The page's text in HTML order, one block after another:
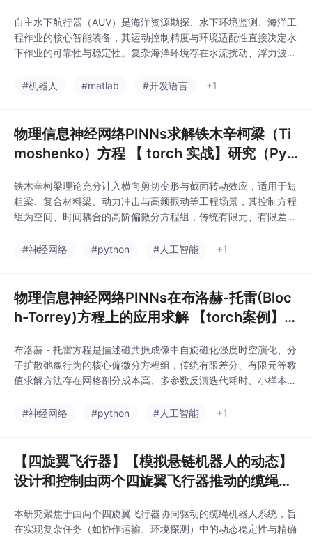
自主水下航行器（AUV）是海洋资源勘探、水下环境监测、海洋工
程作业的核心智能装备，其运动控制精度与环境适配性直接决定水
下作业的可靠性与稳定性。复杂海洋环境存在水流扰动、浮力波
制器难以适配动态工况，存在参数整定繁琐、抗干扰能力弱、轨迹
#机器人 #matlab #开发语言 +1
物理信息神经网络PINNs求解铁木辛柯梁（Ti
moshenko）方程 【 torch 实战】研究（Pyt
铁木辛柯梁理论充分计入横向剪切变形与截面转动效应，适用于短
粗梁、复合材料梁、动力冲击与高频振动等工程场景，其控制方程
组为空间、时间耦合的高阶偏微分方程组，传统有限元、有限差分
度高、全域连续场重构成本大等固有缺陷。物理信息神经网络（PI
#神经网络 #python #人工智能 +1
物理信息神经网络PINNs在布洛赫-托雷(Bloc
h-Torrey)方程上的应用求解 【torch案例】
布洛赫 - 托雷方程是描述磁共振成像中自旋磁化强度时空演化、分
子扩散弛豫行为的核心偏微分方程组，传统有限差分、有限元等数
值求解方法存在网格剖分成本高、多参数反演迭代耗时、小样本临
赫 - 托雷方程对应的物理约束嵌入深度学习损失函数，无需密集离
#神经网络 #python #人工智能 +1
【四旋翼飞行器】【模拟悬链机器人的动态】
设计和控制由两个四旋翼飞行器推动的缆绳研
本研究聚焦于由两个四旋翼飞行器协同驱动的缆绳机器人系统，旨
在实现复杂任务（如协作运输、环境探测）中的动态稳定性与精确